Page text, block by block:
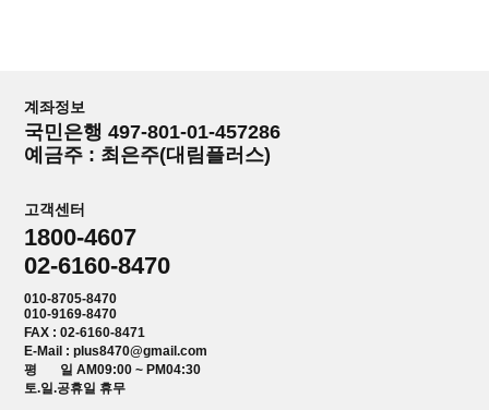
계좌정보
국민은행 497-801-01-457286
예금주 : 최은주(대림플러스)
고객센터
1800-4607
02-6160-8470
010-8705-8470
010-9169-8470
FAX : 02-6160-8471
E-Mail : plus8470@gmail.com
평 일 AM09:00 ~ PM04:30
토.일.공휴일 휴무